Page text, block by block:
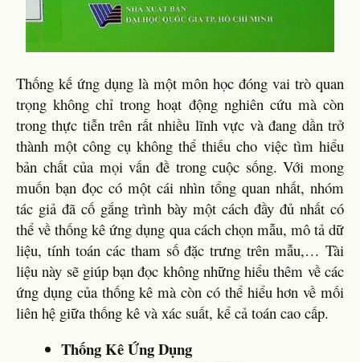
Thống kế ứng dụng là một môn học đóng vai trò quan
trọng không chỉ trong hoạt động nghiên cứu mà còn
trong thực tiễn trên rất nhiều lĩnh vực và đang dần trở
thành một công cụ không thể thiếu cho việc tìm hiểu
bản chất của mọi vấn đề trong cuộc sống. Với mong
muốn bạn đọc có một cái nhìn tổng quan nhất, nhóm
tác giả đã cố gắng trình bày một cách đầy đủ nhất có
thể về thống kê ứng dụng qua cách chọn mẫu, mô tả dữ
liệu, tính toán các tham số đặc trưng trên mẫu,… Tài
liệu này sẽ giúp bạn đọc không những hiểu thêm về các
ứng dụng của thống kê mà còn có thể hiểu hơn về mối
liên hệ giữa thống kê và xác suất, kể cả toán cao cấp.
Thống Kê Ứng Dụng